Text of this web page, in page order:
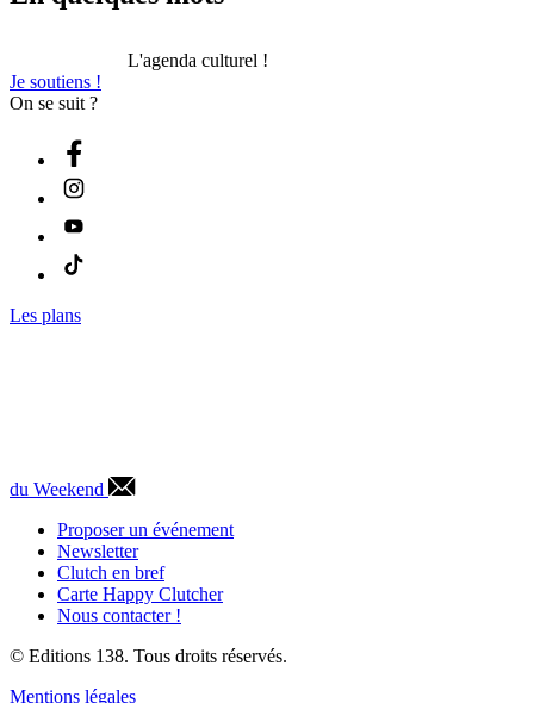
L'agenda culturel !
Je soutiens !
On se suit ?
Les plans
du Weekend
Proposer un événement
Newsletter
Clutch en bref
Carte Happy Clutcher
Nous contacter !
© Editions 138. Tous droits réservés.
Mentions légales